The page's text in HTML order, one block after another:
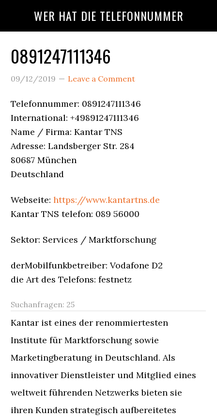
WER HAT DIE TELEFONNUMMER
Wer
An?
0891247111346
09/12/2019 Leave a Comment
Telefonnummer: 0891247111346
International: +49891247111346
Name / Firma: Kantar TNS
Adresse: Landsberger Str. 284
80687 München
Deutschland
Webseite:https://www.kantartns.de
Kantar TNS telefon: 089 56000
Sektor: Services / Marktforschung
derMobilfunkbetreiber: Vodafone D2
die Art des Telefons: festnetz
Suchanfragen: 25
Kantar ist eines der renommiertesten
Institute für Marktforschung sowie
Marketingberatung in Deutschland. Als
innovativer Dienstleister und Mitglied eines
weltweit führenden Netzwerks bieten sie
ihren Kunden strategisch aufbereitetes